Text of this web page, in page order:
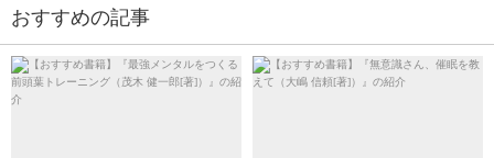
おすすめの記事